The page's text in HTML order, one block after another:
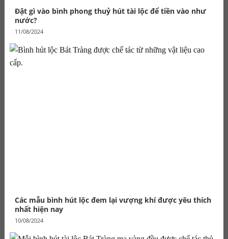
Đặt gì vào bình phong thuỷ hút tài lộc để tiền vào như
nước?
11/08/2024
Các mẫu bình hút lộc đem lại vượng khí được yêu thích
nhất hiện nay
10/08/2024